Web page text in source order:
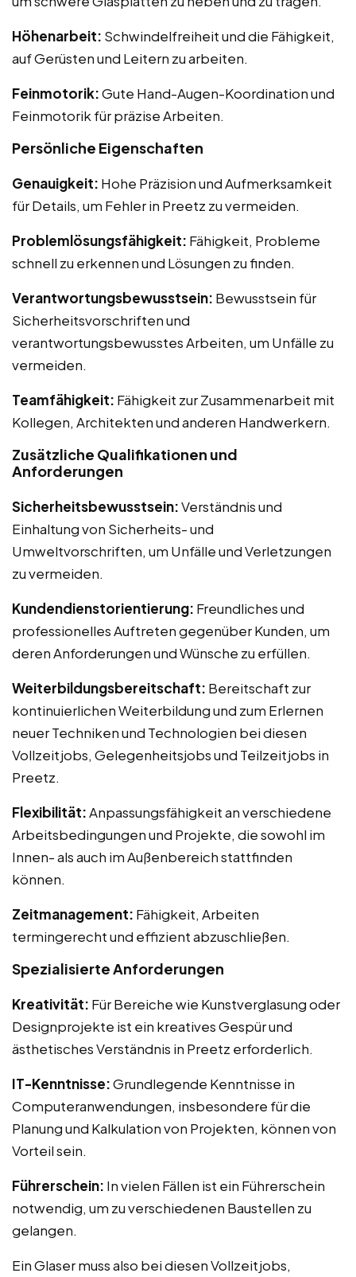
Höhenarbeit: Schwindelfreiheit und die Fähigkeit,
auf Gerüsten und Leitern zu arbeiten.
Feinmotorik:Gute Hand-Augen-Koordination und
Feinmotorik für präzise Arbeiten.
Persönliche Eigenschaften
Genauigkeit: Hohe Präzision und Aufmerksamkeit
für Details, um Fehler in Preetz zu vermeiden.
Problemlösungsfähigkeit: Fähigkeit, Probleme
schnell zu erkennen und Lösungen zu finden.
Verantwortungsbewusstsein: Bewusstsein für
Sicherheitsvorschriften und
verantwortungsbewusstes Arbeiten, um Unfälle zu
vermeiden.
Teamfähigkeit: Fähigkeit zur Zusammenarbeit mit
Kollegen, Architekten und anderen Handwerkern.
Zusätzliche Qualifikationen und
Anforderungen
Sicherheitsbewusstsein:Verständnis und
Einhaltung von Sicherheits- und
Umweltvorschriften, um Unfälle und Verletzungen
zu vermeiden.
Kundendienstorientierung: Freundliches und
professionelles Auftreten gegenüber Kunden, um
deren Anforderungen und Wünsche zu erfüllen.
Weiterbildungsbereitschaft: Bereitschaft zur
kontinuierlichen Weiterbildung und zum Erlernen
neuer Techniken und Technologien bei diesen
Vollzeitjobs, Gelegenheitsjobs und Teilzeitjobs in
Preetz.
Flexibilität:Anpassungsfähigkeit an verschiedene
Arbeitsbedingungen und Projekte, die sowohl im
Innen- als auch im Außenbereich stattfinden
können.
Zeitmanagement: Fähigkeit, Arbeiten
termingerecht und effizient abzuschließen.
Spezialisierte Anforderungen
Kreativität: Für Bereiche wie Kunstverglasung oder
Designprojekte ist ein kreatives Gespür und
ästhetisches Verständnis in Preetz erforderlich.
IT-Kenntnisse:Grundlegende Kenntnisse in
Computeranwendungen, insbesondere für die
Planung und Kalkulation von Projekten, können von
Vorteil sein.
Führerschein: In vielen Fällen ist ein Führerschein
notwendig, um zu verschiedenen Baustellen zu
gelangen.
Ein Glaser muss also bei diesen Vollzeitjobs,